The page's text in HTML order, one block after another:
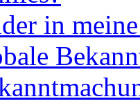
in